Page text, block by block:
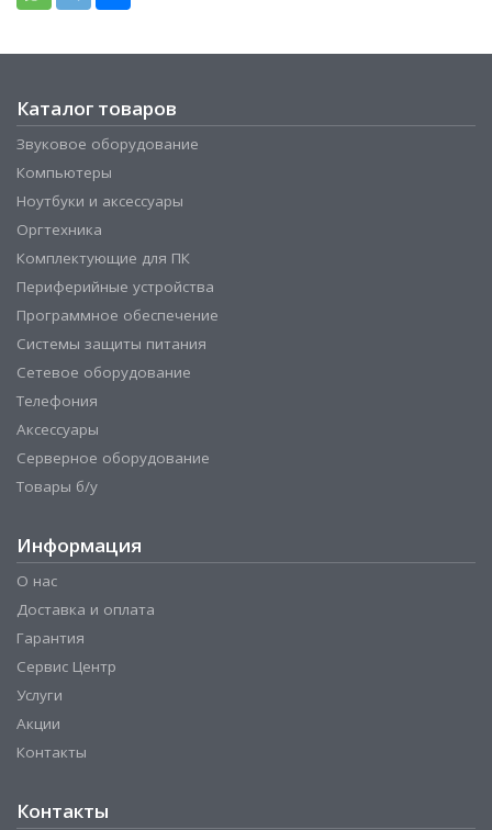
Каталог товаров
Звуковое оборудование
Компьютеры
Ноутбуки и аксессуары
Оргтехника
Комплектующие для ПК
Периферийные устройства
Программное обеспечение
Системы защиты питания
Сетевое оборудование
Телефония
Аксессуары
Серверное оборудование
Товары б/у
Информация
О нас
Доставка и оплата
Гарантия
Сервис Центр
Услуги
Акции
Контакты
Контакты